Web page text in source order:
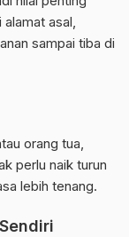
asal,
sampai tiba di
orang tua,
perlu naik turun
lebih tenang.